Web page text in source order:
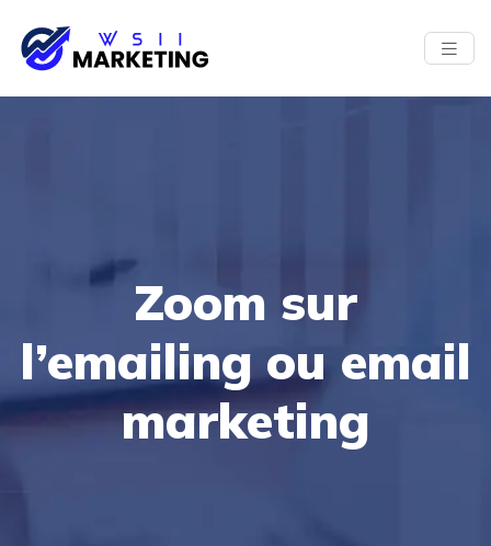
Zoom sur
l’emailing ou email
marketing